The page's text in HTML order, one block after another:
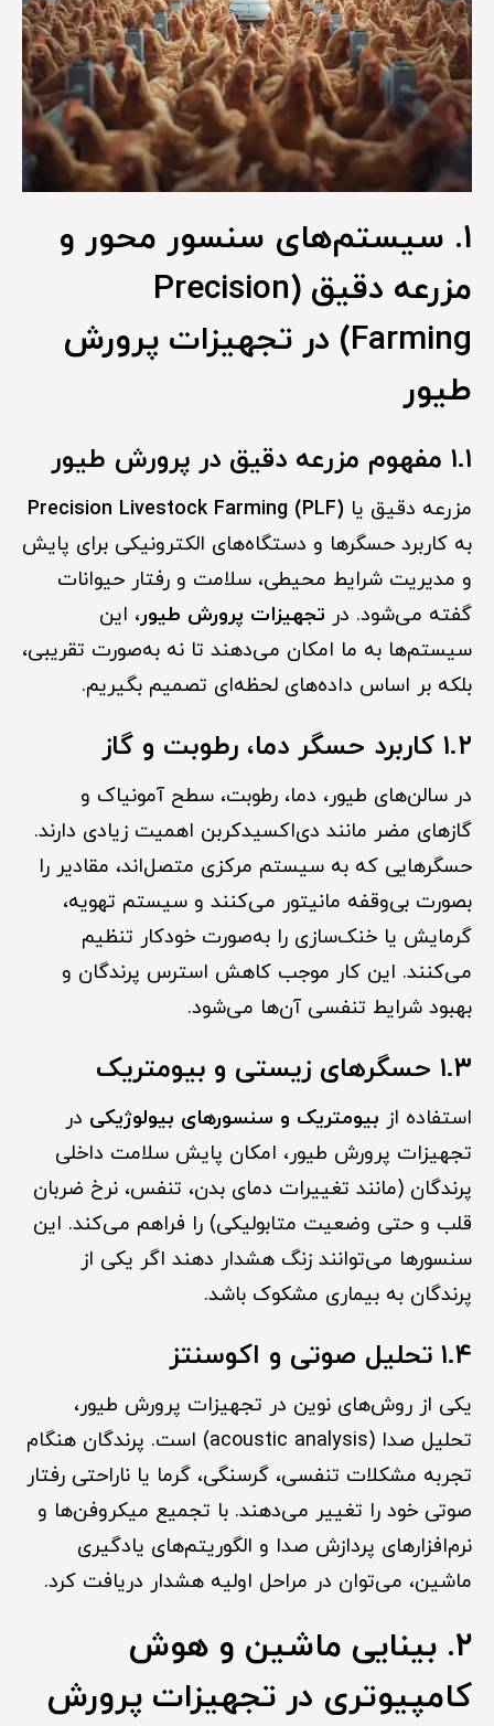
۱. سیستم‌های سنسور محور و
مزرعه دقیق (Precision
Farming) در تجهیزات پرورش
طیور
۱.۱ مفهوم مزرعه دقیق در پرورش طیور
مزرعه دقیق یا Precision Livestock Farming (PLF)
به کاربرد حسگرها و دستگاه‌های الکترونیکی برای پایش
و مدیریت شرایط محیطی، سلامت و رفتار حیوانات
گفته می‌شود. در تجهیزات پرورش طیور، این
سیستم‌ها به ما امکان می‌دهند تا نه به‌صورت تقریبی،
بلکه بر اساس داده‌های لحظه‌ای تصمیم بگیریم.
۱.۲ کاربرد حسگر دما، رطوبت و گاز
در سالن‌های طیور، دما، رطوبت، سطح آمونیاک و
گازهای مضر مانند دی‌اکسیدکربن اهمیت زیادی دارند.
حسگرهایی که به سیستم مرکزی متصل‌اند، مقادیر را
بصورت بی‌وقفه مانیتور می‌کنند و سیستم تهویه،
گرمایش یا خنک‌سازی را به‌صورت خودکار تنظیم
می‌کنند. این کار موجب کاهش استرس پرندگان و
بهبود شرایط تنفسی آن‌ها می‌شود.
۱.۳ حسگرهای زیستی و بیومتریک
استفاده از بیومتریک و سنسورهای بیولوژیکی در
تجهیزات پرورش طیور، امکان پایش سلامت داخلی
پرندگان (مانند تغییرات دمای بدن، تنفس، نرخ ضربان
قلب و حتی وضعیت متابولیکی) را فراهم می‌کند. این
سنسورها می‌توانند زنگ هشدار دهند اگر یکی از
پرندگان به بیماری مشکوک باشد.
۱.۴ تحلیل صوتی و اکوسنتز
یکی از روش‌های نوین در تجهیزات پرورش طیور،
تحلیل صدا (acoustic analysis) است. پرندگان هنگام
تجربه مشکلات تنفسی، گرسنگی، گرما یا ناراحتی رفتار
صوتی خود را تغییر می‌دهند. با تجمیع میکروفن‌ها و
نرم‌افزارهای پردازش صدا و الگوریتم‌های یادگیری
ماشین، می‌توان در مراحل اولیه هشدار دریافت کرد.
۲. بینایی ماشین و هوش
کامپیوتری در تجهیزات پرورش